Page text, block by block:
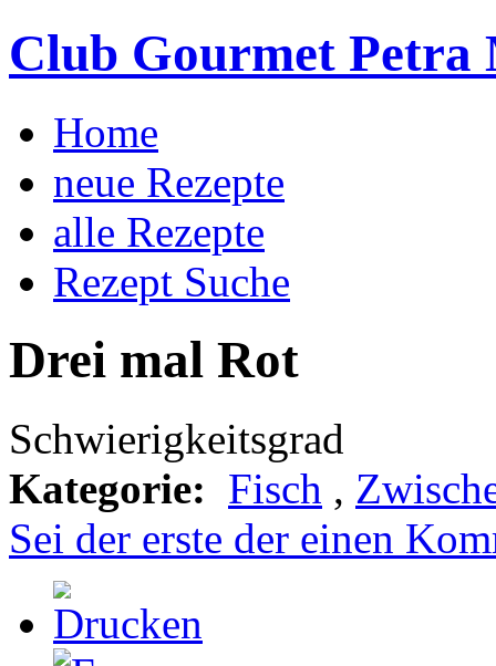
Club Gourmet Petra
Home
neue Rezepte
alle Rezepte
Rezept Suche
Drei mal Rot
Schwierigkeitsgrad
Kategorie: Fisch ,
Sei der erste der einen